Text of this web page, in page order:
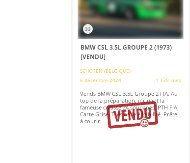
33
BMW CSL 3.5L GROUPE 2 (1973)
[VENDU]
SCHOTEN (BELGIQUE)
6 décembre 2024
1 139 vues
Vends BMW CSL 3.5L Groupe 2 FIA. Au
top de la préparation, incluant la
fameuse culasse 24 soupapes. PTH FIA,
Carte Grise. Très belle éligibilité. Prête
à courir.